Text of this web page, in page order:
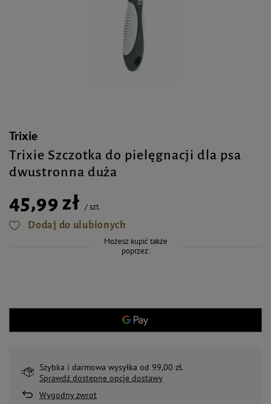
Trixie
Trixie Szczotka do pielęgnacji dla psa
dwustronna duża
45,99 zł /szt.
Dodaj do ulubionych
Możesz kupić także
poprzez:
Szybka i darmowa wysyłka od 99,00 zł.
Sprawdź dostępne opcje dostawy
Wygodny zwrot